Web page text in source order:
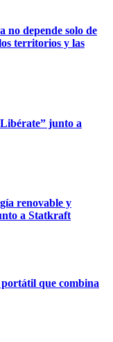
no depende solo de
territorios y las
junto a
renovable y
a Statkraft
que combina